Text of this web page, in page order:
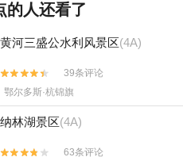
的人还看了
黄河三盛公水利风景区(4A)


39条评论
鄂尔多斯·杭锦旗
纳林湖景区(4A)


63条评论